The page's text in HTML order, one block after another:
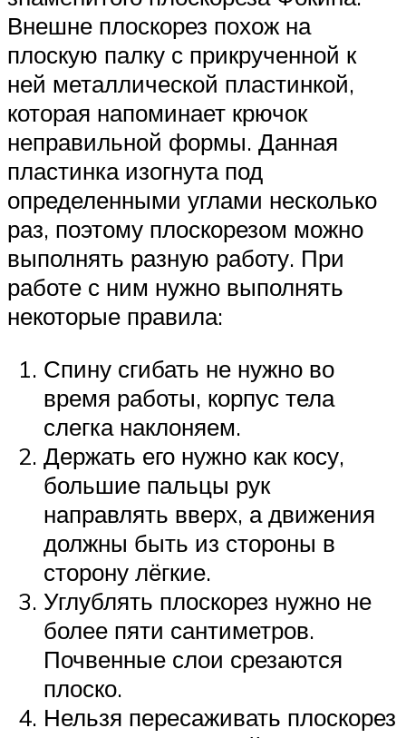
Внешне плоскорез похож на
плоскую палку с прикрученной к
ней металлической пластинкой,
которая напоминает крючок
неправильной формы. Данная
пластинка изогнута под
определенными углами несколько
раз, поэтому плоскорезом можно
выполнять разную работу. При
работе с ним нужно выполнять
некоторые правила:
Спину сгибать не нужно во
время работы, корпус тела
слегка наклоняем.
Держать его нужно как косу,
большие пальцы рук
направлять вверх, а движения
должны быть из стороны в
сторону лёгкие.
Углублять плоскорез нужно не
более пяти сантиметров.
Почвенные слои срезаются
плоско.
Нельзя пересаживать плоскорез